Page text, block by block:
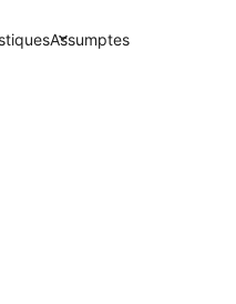
Assumptes